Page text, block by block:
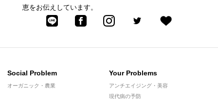
恵をお伝えしています。
Social Problem
オーガニック・農業
Your Problems
アンチエイジング・美容
現代病の予防